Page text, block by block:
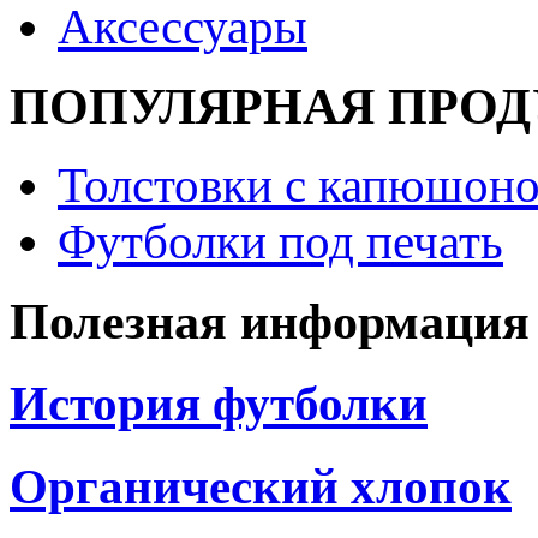
Аксессуары
ПОПУЛЯРНАЯ
Толстовки с
Футболки под печать
Полезная информация
История футболки
Органический хлопок